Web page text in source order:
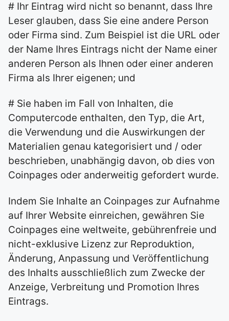
# Ihr Eintrag wird nicht so benannt, dass Ihre
Leser glauben, dass Sie eine andere Person
oder Firma sind. Zum Beispiel ist die URL oder
der Name Ihres Eintrags nicht der Name einer
anderen Person als Ihnen oder einer anderen
Firma als Ihrer eigenen; und
# Sie haben im Fall von Inhalten, die
Computercode enthalten, den Typ, die Art,
die Verwendung und die Auswirkungen der
Materialien genau kategorisiert und / oder
beschrieben, unabhängig davon, ob dies von
Coinpages oder anderweitig gefordert wurde.
Indem Sie Inhalte an Coinpages zur Aufnahme
auf Ihrer Website einreichen, gewähren Sie
Coinpages eine weltweite, gebührenfreie und
nicht-exklusive Lizenz zur Reproduktion,
Änderung, Anpassung und Veröffentlichung
des Inhalts ausschließlich zum Zwecke der
Anzeige, Verbreitung und Promotion Ihres
Eintrags.